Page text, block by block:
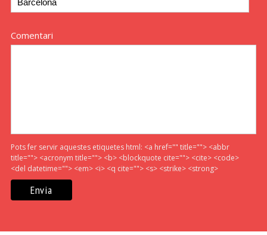
Comentari
Pots fer servir aquestes etiquetes html: <a href="" title=""> <abbr
title=""> <acronym title=""> <b> <blockquote cite=""> <cite> <code>
<del datetime=""> <em> <i> <q cite=""> <s> <strike> <strong>